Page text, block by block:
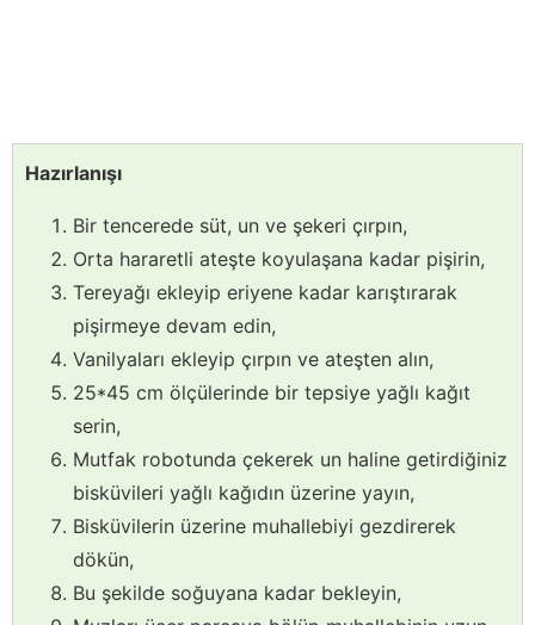
Hazırlanışı
Bir tencerede süt, un ve şekeri çırpın,
Orta hararetli ateşte koyulaşana kadar pişirin,
Tereyağı ekleyip eriyene kadar karıştırarak
pişirmeye devam edin,
Vanilyaları ekleyip çırpın ve ateşten alın,
25*45 cm ölçülerinde bir tepsiye yağlı kağıt
serin,
Mutfak robotunda çekerek un haline getirdiğiniz
bisküvileri yağlı kağıdın üzerine yayın,
Bisküvilerin üzerine muhallebiyi gezdirerek
dökün,
Bu şekilde soğuyana kadar bekleyin,